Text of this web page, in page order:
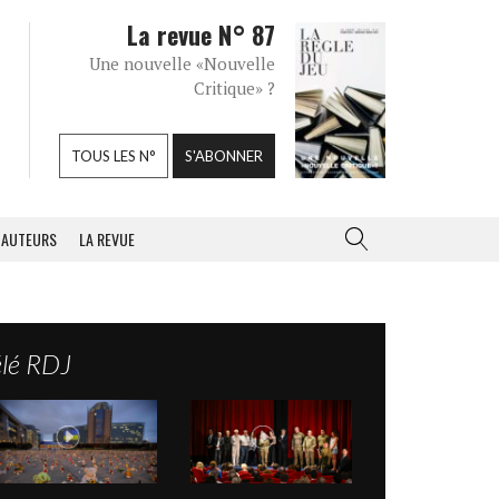
La revue N° 87
Une nouvelle «Nouvelle
Critique» ?
TOUS LES N° S'ABONNER
AUTEURS LA REVUE
RDJ